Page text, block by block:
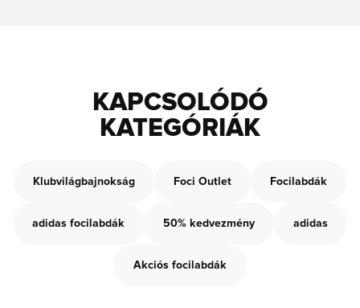
KAPCSOLÓDÓ
KATEGÓRIÁK
Klubvilágbajnokság Foci Outlet Focilabdák
adidas focilabdák 50% kedvezmény adidas
Akciós focilabdák